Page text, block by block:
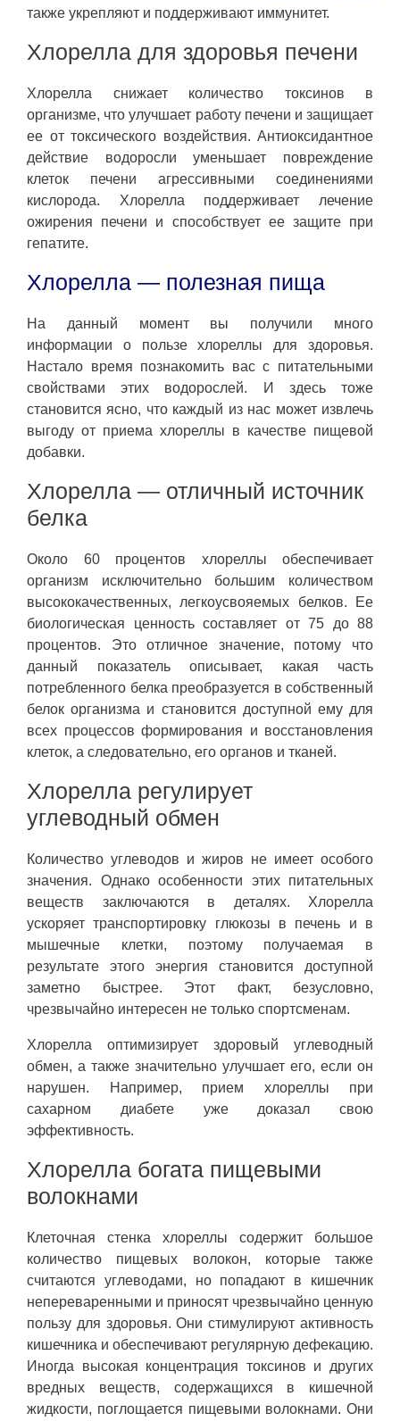
также укрепляют и поддерживают иммунитет.
Хлорелла для здоровья печени
Хлорелла снижает количество токсинов в
организме, что улучшает работу печени и защищает
ее от токсического воздействия. Антиоксидантное
действие водоросли уменьшает повреждение
клеток печени агрессивными соединениями
кислорода. Хлорелла поддерживает лечение
ожирения печени и способствует ее защите при
гепатите.
Хлорелла — полезная пища
На данный момент вы получили много
информации о пользе хлореллы для здоровья.
Настало время познакомить вас с питательными
свойствами этих водорослей. И здесь тоже
становится ясно, что каждый из нас может извлечь
выгоду от приема хлореллы в качестве пищевой
добавки.
Хлорелла — отличный источник
белка
Около 60 процентов хлореллы обеспечивает
организм исключительно большим количеством
высококачественных, легкоусвояемых белков. Ее
биологическая ценность составляет от 75 до 88
процентов. Это отличное значение, потому что
данный показатель описывает, какая часть
потребленного белка преобразуется в собственный
белок организма и становится доступной ему для
всех процессов формирования и восстановления
клеток, а следовательно, его органов и тканей.
Хлорелла регулирует
углеводный обмен
Количество углеводов и жиров не имеет особого
значения. Однако особенности этих питательных
веществ заключаются в деталях. Хлорелла
ускоряет транспортировку глюкозы в печень и в
мышечные клетки, поэтому получаемая в
результате этого энергия становится доступной
заметно быстрее. Этот факт, безусловно,
чрезвычайно интересен не только спортсменам.
Хлорелла оптимизирует здоровый углеводный
обмен, а также значительно улучшает его, если он
нарушен. Например, прием хлореллы при
сахарном диабете уже доказал свою
эффективность.
Хлорелла богата пищевыми
волокнами
Клеточная стенка хлореллы содержит большое
количество пищевых волокон, которые также
считаются углеводами, но попадают в кишечник
непереваренными и приносят чрезвычайно ценную
пользу для здоровья. Они стимулируют активность
кишечника и обеспечивают регулярную дефекацию.
Иногда высокая концентрация токсинов и других
вредных веществ, содержащихся в кишечной
жидкости, поглощается пищевыми волокнами. Они